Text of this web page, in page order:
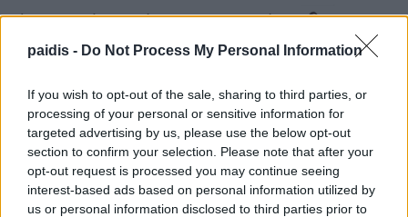
paidis - Do Not Process My Personal Information
If you wish to opt-out of the sale, sharing to third parties, or
processing of your personal or sensitive information for
targeted advertising by us, please use the below opt-out
section to confirm your selection. Please note that after your
opt-out request is processed you may continue seeing
interest-based ads based on personal information utilized by
us or personal information disclosed to third parties prior to
Νέο μεσιτικό γραφείο ihomie – Κατερίνα
Αλεξίου
ΛΑ.ΣΥ.: Η διοίκηση Μαμάκου διευρύνει την
ιδιωτικοποίηση της υπηρεσίας πρασίνου
μέχρι το 2028